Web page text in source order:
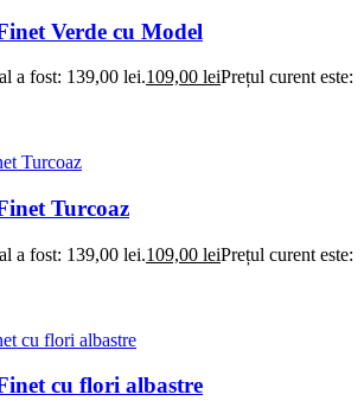
Verde cu Model
a fost: 139,00 lei.109,00 leiPrețul curent este:
Turcoaz
a fost: 139,00 lei.109,00 leiPrețul curent este:
cu flori albastre